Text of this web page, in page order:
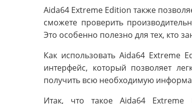
Aida64 Extreme Edition также
сможете проверить
Это особенно полезно для тех, кто
Как использовать Aida64 Extreme
интерфейс, который позволяет
получить всю необходимую
Итак, что такое Aida64 Extreme